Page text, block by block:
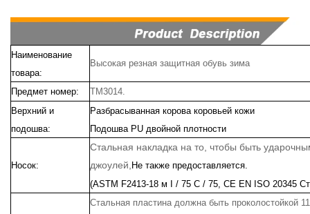
Наименование
товара:
Высокая резная защитная обувь зима
Предмет номер:
TM3014.
Верхний и
подошва:
Разбрасыванная корова коровьей кожи
Подошва PU двойной плотности
Носок:
Стальная накладка на то, чтобы быть
джоулей, Не также предоставляется.
(ASTM F2413-18 м I / 75 C / 75, CE EN ISO 20345
Стальная пластина должна быть проколостойкой